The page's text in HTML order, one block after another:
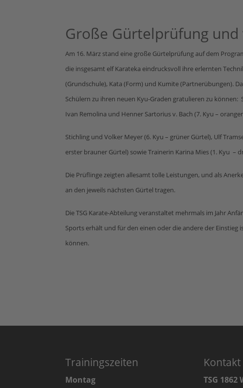
Große Gürtelprüfung
Am 16. März stand eine große Gürtelprüfung auf dem
die insgesamt elf Karateka eindrucksvoll ihre erlernten
(Grundschule), Kata (Form) und Kumite (Partnerübungen).
Schülern zu ihren neuen Kyu-Graden gratulieren zu können:
Ivan Remolina und Henner Sartorius v. Bach (7. Kyu –
Stichling und Volker Meyer (6. Kyu – grüner Gürtel), Ulf
erster brauner Gürtel) sowie Trainerin Karina Mies (1. Kyu –
Die Prüflinge zeigten allesamt tolle Leistungen, und als
an den jeweils nächsten Gürtel tragen.
Die TSG Karate-Abteilung veranstaltet mehrmals im Jahr
Sports erhält und für den einen oder die andere der Einstieg
können.
Trainingszeiten
Montag
Kontakt
TSG 1862